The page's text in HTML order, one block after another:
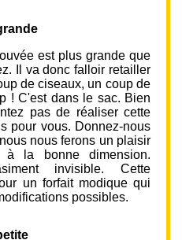
est plus grande que
Il va donc falloir retailler
de ciseaux, un coup de
! C'est dans le sac. Bien
pas de réaliser cette
pour vous. Donnez-nous
nous ferons un plaisir
la bonne dimension.
invisible. Cette
un forfait modique qui
possibles.